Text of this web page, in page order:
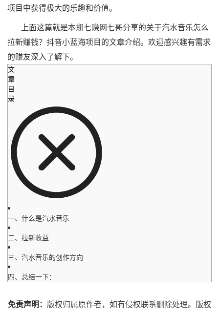
项目中获得极大的乐趣和价值。
上面这篇就是本期七赚网七哥分享的关于汽水音乐怎么
拉新赚钱？抖音小蓝海项目的文章介绍。欢迎感兴趣有需求
的赚友深入了解下。
文
章
目
录
一、什么是汽水音乐
二、拉新收益
三、汽水音乐的创作方向
四、总结一下：
免责声明： 版权归属原作者，如有侵权联系删除处理。 版权